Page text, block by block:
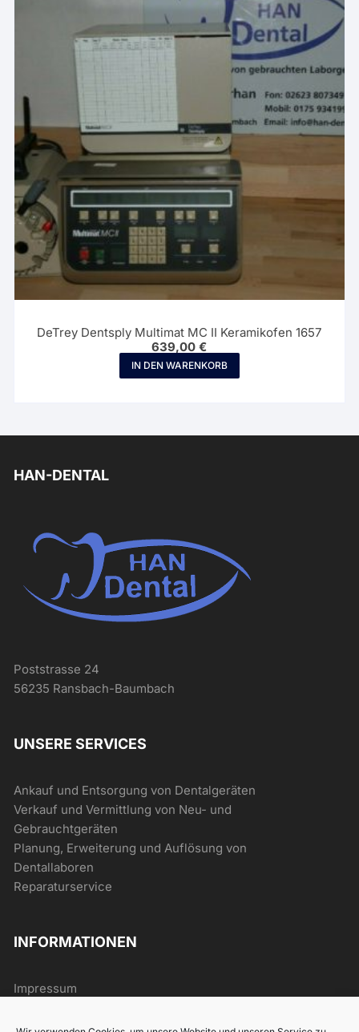
DeTrey Dentsply Multimat MC II Keramikofen 1657
639,00€
IN DEN WARENKORB
HAN-DENTAL
Poststrasse 24
56235 Ransbach-Baumbach
UNSERE SERVICES
Ankauf und Entsorgung von Dentalgeräten
Verkauf und Vermittlung von Neu- und
Gebrauchtgeräten
Planung, Erweiterung und Auflösung von
Dentallaboren
Reparaturservice
INFORMATIONEN
Impressum
Datenschutz